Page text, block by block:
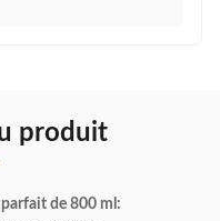
produit
de 800 ml: